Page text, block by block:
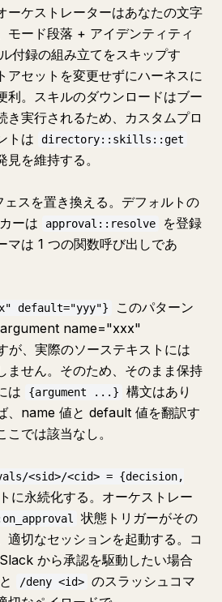
ーケストレーターはあなたの文字
モード段落 + アイデンティティ
付録の組み立てをスキップす
アセットを変更せずにハーネスに
利。スキルのダウンロードはブー
き実行されるため、カスタムプロ
トは
directory::skills::get
を維持する。
スを置き換える。デフォルトの
ーは approval::resolve
を登録
マは 1 つの関数呼び出しであ
default="yyy"}
このパターン
name="xxx"
、実際のソーステキストには
ません。そのため、そのまま保持
は
{argument ...}
構文はあり
、name 値と default 値を翻訳す
では該当なし。
<sid>/<cid> = {decision,
に永続化する。オーケストレー
状態トリガーがその
適切なセッションを起動する。コ
から承認を駆動したい場合
と /deny <id> のスラッシュコマ